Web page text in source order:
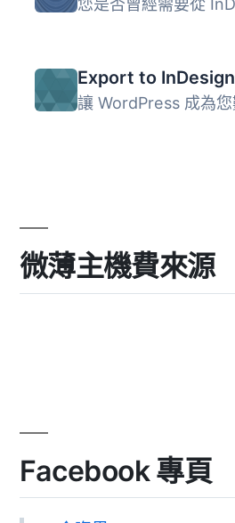
Export to InDesign
微薄主機費來源
Facebook 專頁